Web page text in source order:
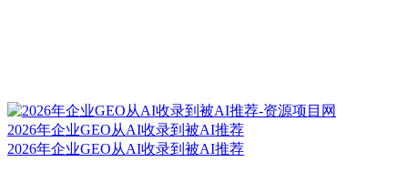
2026年企业GEO从AI收录到被AI推荐
2026年企业GEO从AI收录到被AI推荐